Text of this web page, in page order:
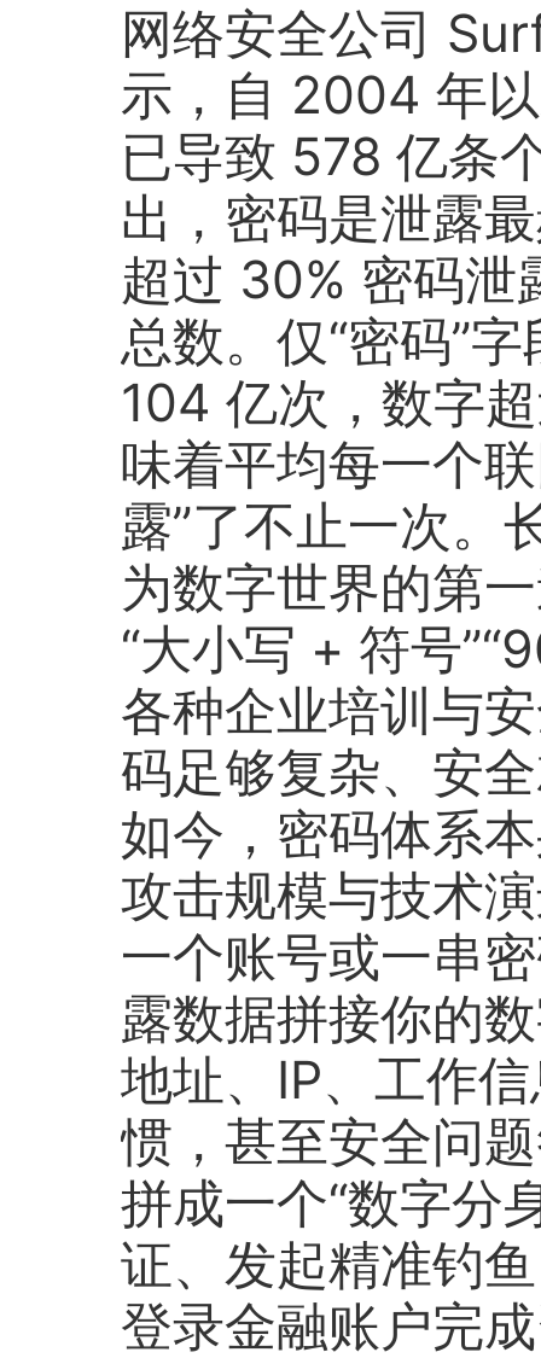
网络安全公司
示，自 2004 年
已导致 578 亿条
出，密码是泄露
超过 30% 密码泄
总数。仅“密码”
104 亿次，数字
味着平均每一个
露”了不止一次。
为数字世界的第
“大小写 + 符号
各种企业培训与
码足够复杂、安
如今，密码体系
攻击规模与技术
一个账号或一串
露数据拼接你的
地址、IP、工作
惯，甚至安全问
拼成一个“数字分
证、发起精准钓
登录金融账户完